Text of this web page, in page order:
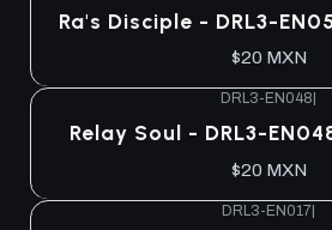
Ra's Disciple - DRL3-
$20 MXN
DRL3-EN048
Relay Soul - DRL3-
$20 MXN
DRL3-EN017|